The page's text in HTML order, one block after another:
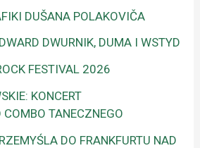
DUŠANA POLAKOVIČA
DWURNIK, DUMA I WSTYD
FESTIVAL 2026
KONCERT
TANECZNEGO
DO FRANKFURTU NAD